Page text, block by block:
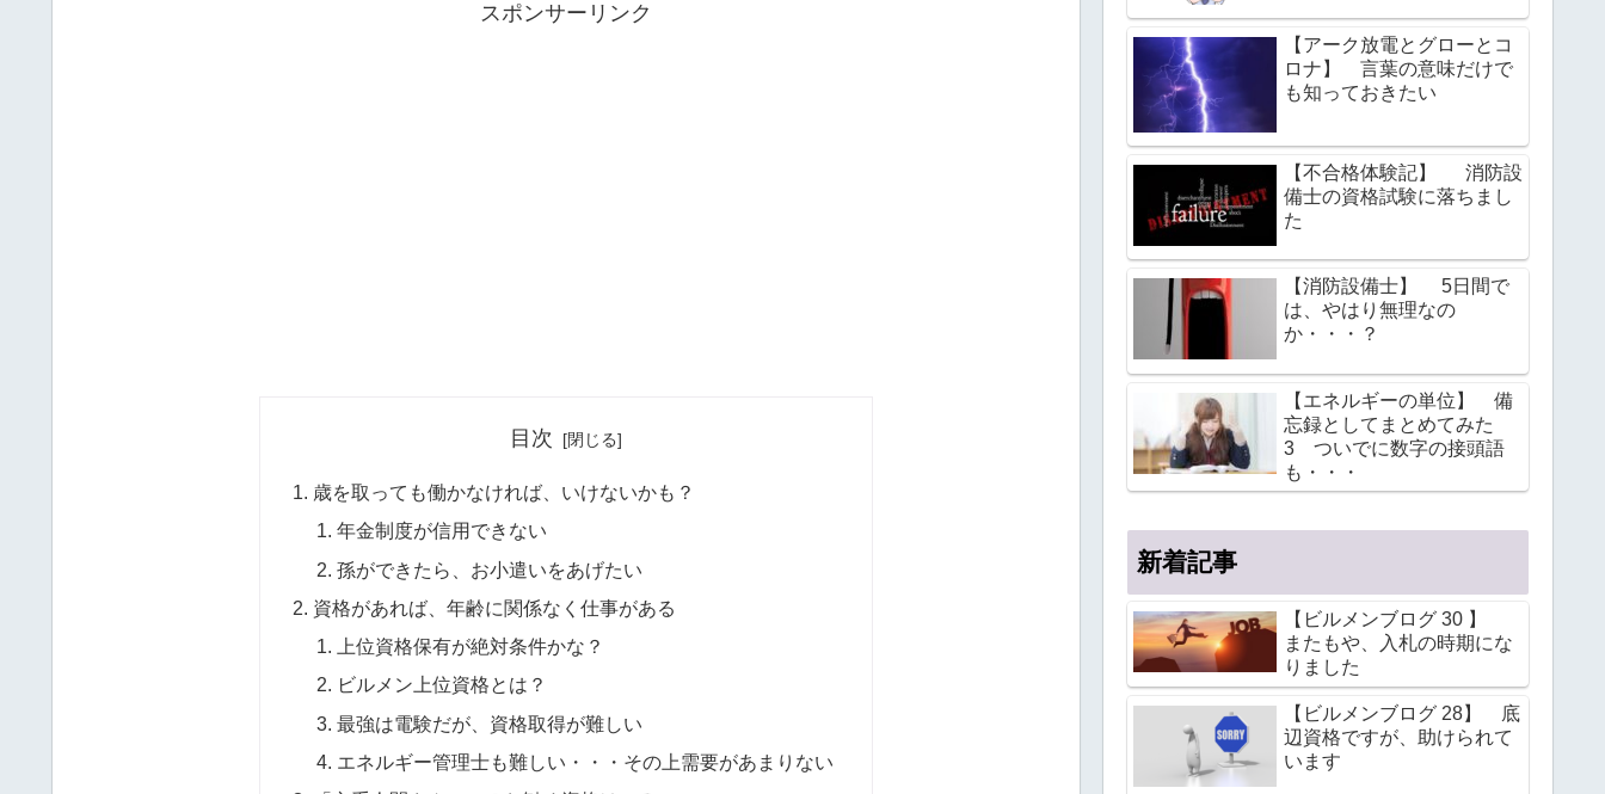
スポンサーリンク
目次
歳を取っても働かなければ、いけないかも？
年金制度が信用できない
孫ができたら、お小遣いをあげたい
資格があれば、年齢に関係なく仕事がある
上位資格保有が絶対条件かな？
ビルメン上位資格とは？
最強は電験だが、資格取得が難しい
エネルギー管理士も難しい・・・その上需要があまりない
【アーク放電とグローとコ
ロナ】 言葉の意味だけで
も知っておきたい
【不合格体験記】 消防設
備士の資格試験に落ちまし
た
【消防設備士】 5日間で
は、やはり無理なの
か・・・？
【エネルギーの単位】 備
忘録としてまとめてみた
3 ついでに数字の接頭語
も・・・
新着記事
【ビルメンブログ 30 】
またもや、入札の時期にな
りました
【ビルメンブログ 28】 底
辺資格ですが、助けられて
います